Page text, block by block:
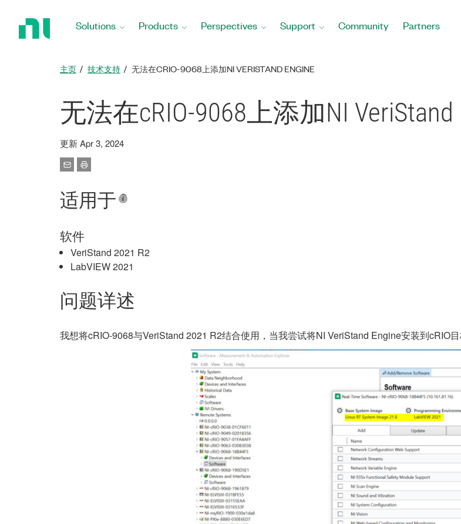
Solutions Products Perspectives Support Community Partners
主页 技术支持 无法在CRIO-9068上添加NI VERISTAND ENGINE
无法在cRIO-9068上添加NI VeriStand
更新 Apr 3, 2024
适用于
软件
VeriStand 2021 R2
LabVIEW 2021
问题详述
我想将cRIO-9068与VeriStand 2021 R2结合使用，当我尝试将NI VeriStand Engine安装到cRIO目